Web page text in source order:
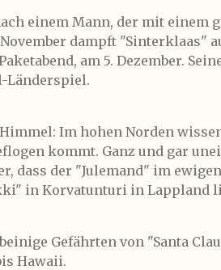
einem Mann, der mit einem
dampft "Sinterklaas"
am 5. Dezember.
Länderspiel.
Im hohen Norden
kommt. Ganz und gar
dass der "Julemand" im
in Korvatunturi in Lappland
Gefährten von "Santa
Hawaii.